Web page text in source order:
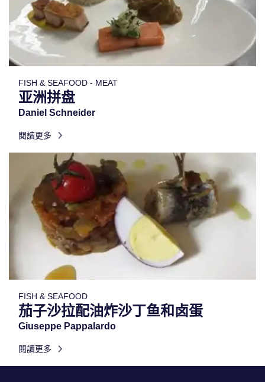
FISH & SEAFOOD - MEAT
亚洲拼盘
Daniel Schneider
閱讀更多
FISH & SEAFOOD
茄子沙拉配油炸沙丁鱼和卤蛋
Giuseppe Pappalardo
閱讀更多